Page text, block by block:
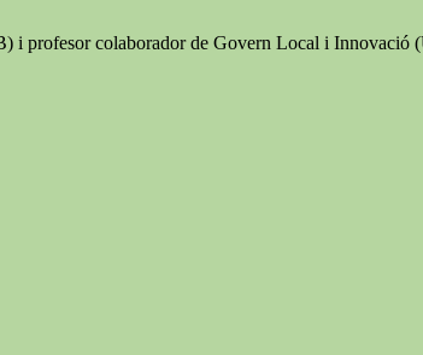
i profesor colaborador de Govern Local i Innovació